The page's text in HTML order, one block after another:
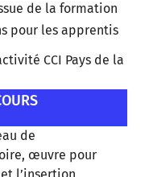
de la formation
pour les apprentis
CCI Pays de la
de
œuvre pour